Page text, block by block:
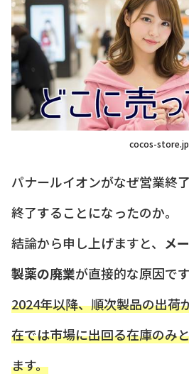
cocos-store.jp
パナールイオンがなぜ営業終
終了することになったのか。
結論から申し上げますと、 メ
製薬の廃業が直接的な原因です
2024年以降、順次製品の出荷
在では市場に出回る在庫のみ
ます。